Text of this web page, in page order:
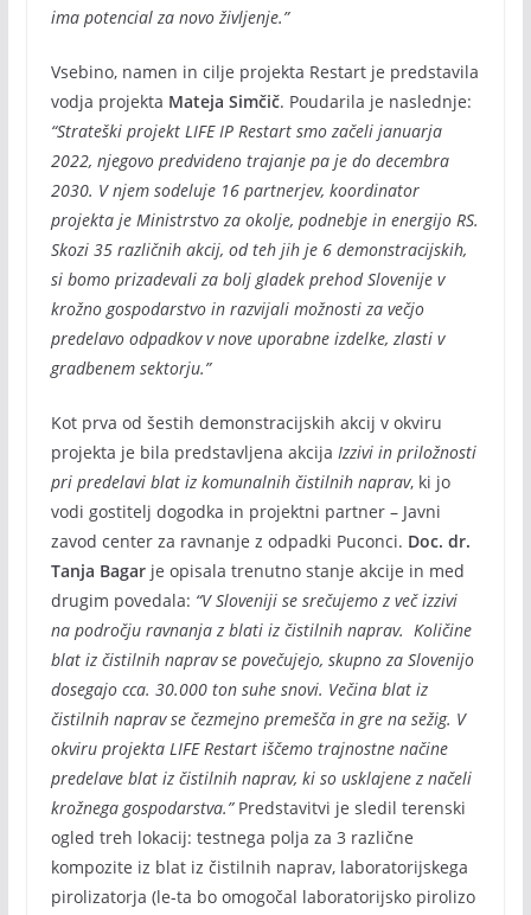
ima potencial za novo življenje.”
Vsebino, namen in cilje projekta Restart je predstavila
vodja projekta Mateja Simčič. Poudarila je naslednje:
“Strateški projekt LIFE IP Restart smo začeli januarja
2022, njegovo predvideno trajanje pa je do decembra
2030. V njem sodeluje 16 partnerjev, koordinator
projekta je Ministrstvo za okolje, podnebje in energijo RS.
Skozi 35 različnih akcij, od teh jih je 6 demonstracijskih,
si bomo prizadevali za bolj gladek prehod Slovenije v
krožno gospodarstvo in razvijali možnosti za večjo
predelavo odpadkov v nove uporabne izdelke, zlasti v
gradbenem sektorju.”
Kot prva od šestih demonstracijskih akcij v okviru
projekta je bila predstavljena akcija Izzivi in priložnosti
pri predelavi blat iz komunalnih čistilnih naprav, ki jo
vodi gostitelj dogodka in projektni partner – Javni
zavod center za ravnanje z odpadki Puconci. Doc. dr.
Tanja Bagarje opisala trenutno stanje akcije in med
drugim povedala: “V Sloveniji se srečujemo z več izzivi
na področju ravnanja z blati iz čistilnih naprav. Količine
blat iz čistilnih naprav se povečujejo, skupno za Slovenijo
dosegajo cca. 30.000 ton suhe snovi. Večina blat iz
čistilnih naprav se čezmejno premešča in gre na sežig. V
okviru projekta LIFE Restart iščemo trajnostne načine
predelave blat iz čistilnih naprav, ki so usklajene z načeli
krožnega gospodarstva.”Predstavitvi je sledil terenski
ogled treh lokacij: testnega polja za 3 različne
kompozite iz blat iz čistilnih naprav, laboratorijskega
pirolizatorja (le-ta bo omogočal laboratorijsko pirolizo